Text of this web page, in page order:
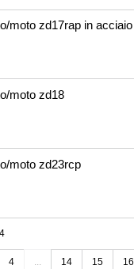
moto zd17rap in acciaio
moto zd18
moto zd23rcp
4 ... 14 15 16